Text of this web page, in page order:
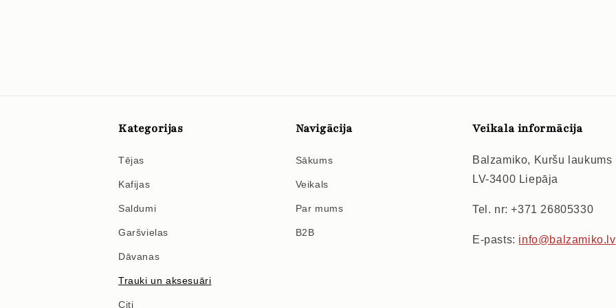
Kategorijas
Tējas
Kafijas
Saldumi
Garšvielas
Dāvanas
Trauki un aksesuāri
Citi
Navigācija
Sākums
Veikals
Par mums
B2B
Veikala informācija
Balzamiko, Kuršu laukums
LV-3400 Liepāja
Tel. nr: +371 26805330
E-pasts: info@balzamiko.lv